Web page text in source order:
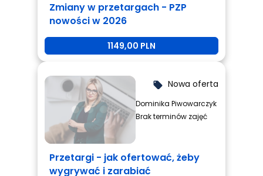
Zmiany w przetargach - PZP
nowości w 2026
1149,00 PLN
local_offer Nowa oferta
Dominika Piwowarczyk
Brak terminów zajęć
Przetargi - jak ofertować, żeby
wygrywać i zarabiać